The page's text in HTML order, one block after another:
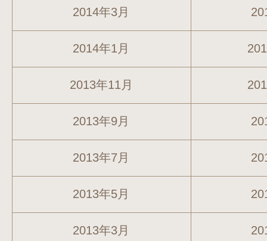
2014年3月
2014年1月
2013年11月
2013年9月
2013年7月
2013年5月
2013年3月